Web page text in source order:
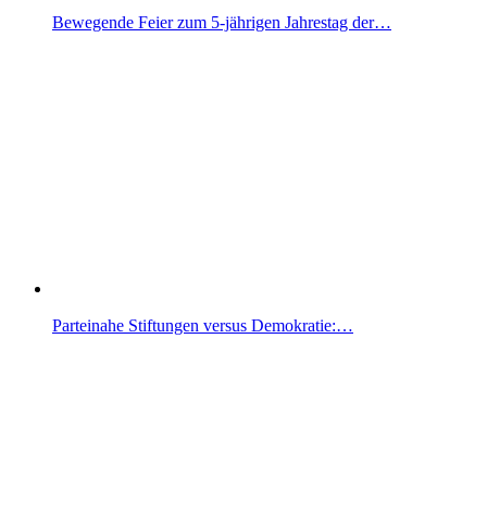
Bewegende Feier zum 5-jährigen Jahrestag der…
Parteinahe Stiftungen versus Demokratie:…